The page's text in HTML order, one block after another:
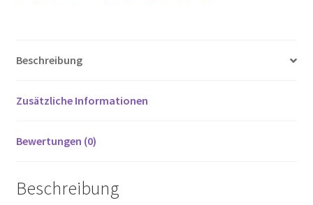
o
k
er
Beschreibung
Zusätzliche Informationen
Bewertungen (0)
Beschreibung